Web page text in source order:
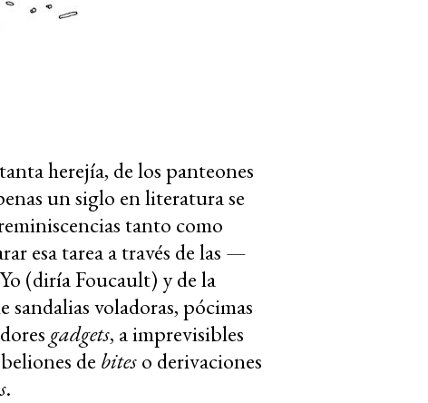
herejía, de los panteones
un siglo en literatura se
tanto como
esa tarea a través de las —
(diría Foucault) y de la
voladoras, pócimas
gadgets, a imprevisibles
de biteso derivaciones
.